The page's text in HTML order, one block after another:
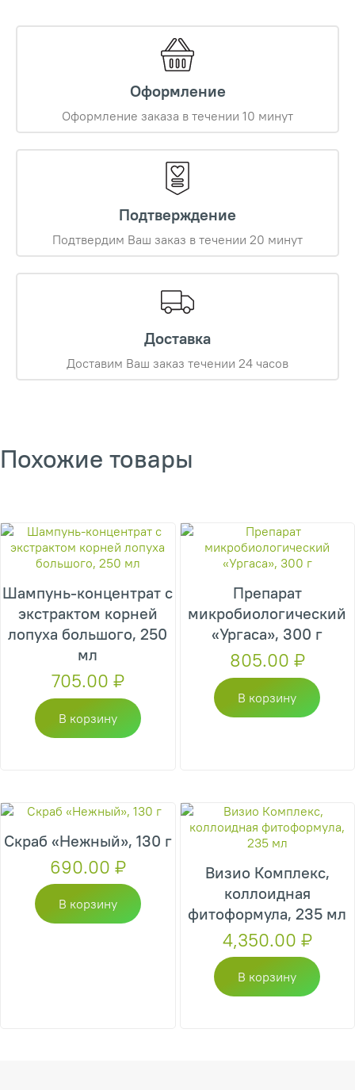
Оформление
Оформление заказа в течении 10 минут
Подтверждение
Подтвердим Ваш заказ в течении 20 минут
Доставка
Доставим Ваш заказ течении 24 часов
Похожие товары
Шампунь-концентрат с
экстрактом корней
лопуха большого, 250
мл
705.00 ₽
В корзину
Препарат
микробиологический
«Ургаса», 300 г
805.00 ₽
В корзину
Скраб «Нежный», 130 г
690.00 ₽
В корзину
Визио Комплекс,
коллоидная
фитоформула, 235 мл
4,350.00 ₽
В корзину